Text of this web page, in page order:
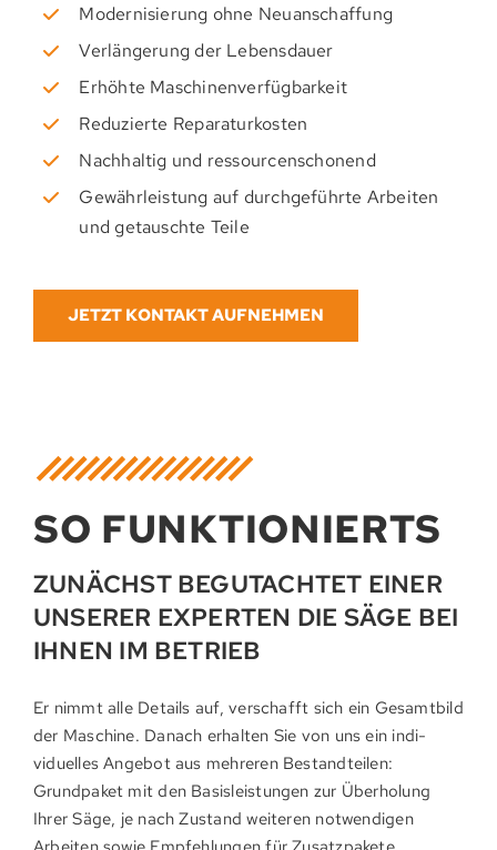
Modernisierung ohne Neuanschaffung
Verlängerung der Lebensdauer
Erhöhte Maschinenverfügbarkeit
Reduzierte Reparaturkosten
Nachhaltig und ressourcenschonend
Gewährleistung auf durchgeführte Arbeiten
und getauschte Teile
JETZT KONTAKT AUFNEHMEN
SO FUNKTIONIERTS
ZUNÄCHST BEGUTACHTET EINER
UNSERER EXPERTEN DIE SÄGE BEI
IHNEN IM BETRIEB
Er nimmt alle Details auf, verschafft sich ein Gesamt­bild
der Ma­schine. Danach erhalten Sie von uns ein indi­
viduel­les Angebot aus mehreren Bestand­teilen:
Grundpaket mit den Basis­lei­stungen zur Über­holung
Ihrer Säge, je nach Zustand weiteren not­wen­digen